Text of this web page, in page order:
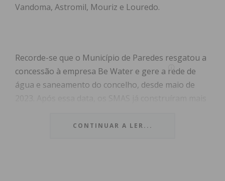
Vandoma, Astromil, Mouriz e Louredo.
Recorde-se que o Município de Paredes resgatou a
concessão à empresa Be Water e gere a rede de
água e saneamento do concelho, desde maio de
ao domicílio. No total, foram abrangidos cerca de
CONTINUAR A LER...